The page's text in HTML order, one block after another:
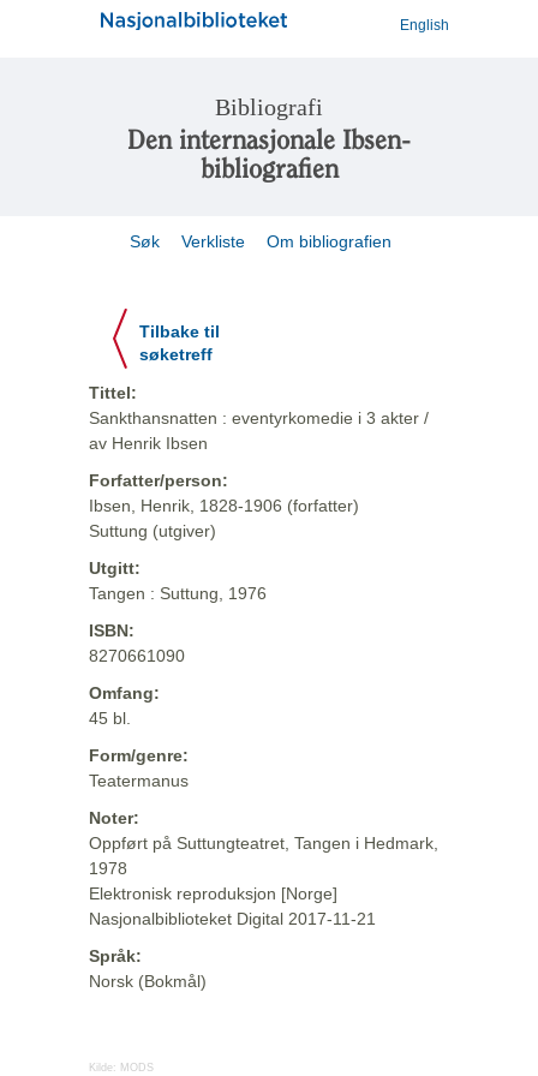
English
Bibliografi
Den internasjonale Ibsen-
bibliografien
Søk Verkliste Om bibliografien
Tilbake til
søketreff
Tittel:
Sankthansnatten : eventyrkomedie i 3 akter /
av Henrik Ibsen
Forfatter/person:
Ibsen, Henrik, 1828-1906 (forfatter)
Suttung (utgiver)
Utgitt:
Tangen : Suttung, 1976
ISBN:
8270661090
Omfang:
45 bl.
Form/genre:
Teatermanus
Noter:
Oppført på Suttungteatret, Tangen i Hedmark,
1978
Elektronisk reproduksjon [Norge]
Nasjonalbiblioteket Digital 2017-11-21
Språk:
Norsk (Bokmål)
Kilde: MODS